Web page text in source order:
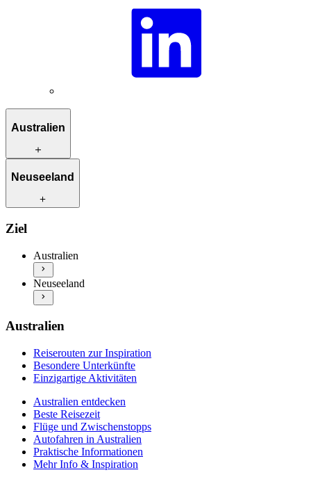
Australien
Reiserouten zur Inspiration
Einzigartige Aktivitäten
Flüge und Zwischenstopps
Autofahren in Australien
Praktische Informationen
Mehr Info & Inspiration
Neuseeland
Einzigartige Aktivitäten
Neuseeland entdecken
Beste Reisezeit
Flüge und Zwischenstopps
Praktische Informationen
Ziel
Australien
Neuseeland
Australien
Reiserouten zur Inspiration
Besondere Unterkünfte
Einzigartige Aktivitäten
Australien entdecken
Beste Reisezeit
Flüge und Zwischenstopps
Autofahren in Australien
Praktische Informationen
Mehr Info & Inspiration